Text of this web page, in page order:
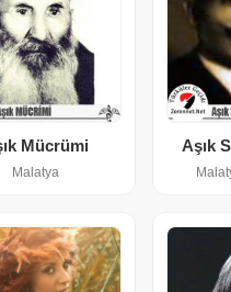
Mücrümi
Malatya
Aşık